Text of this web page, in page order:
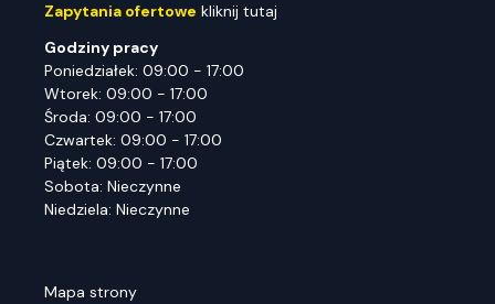
Zapytania ofertowe kliknij tutaj
Godziny pracy
Poniedziałek: 09:00 - 17:00
Wtorek: 09:00 - 17:00
Środa: 09:00 - 17:00
Czwartek: 09:00 - 17:00
Piątek: 09:00 - 17:00
Sobota: Nieczynne
Niedziela: Nieczynne
Mapa strony